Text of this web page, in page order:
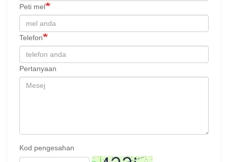
Peti mel
Telefon
Pertanyaan
Kod pengesahan